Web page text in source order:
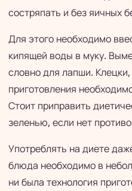
состряпать и без яичных
Для этого необходимо
кипящей воды в муку.
словно для лапши.
приготовления
Стоит приправить
зеленью, если нет
Употреблять на диете
блюда необходимо в
ни была технология